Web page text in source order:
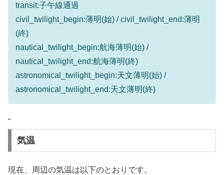
transit:子午線通過
civil_twilight_begin:薄明(始) / civil_twilight_end:薄明
(終)
nautical_twilight_begin:航海薄明(始) /
nautical_twilight_end:航海薄明(終)
astronomical_twilight_begin:天文薄明(始) /
astronomical_twilight_end:天文薄明(終)
"
気温
現在、周辺の気温は以下のとおりです。